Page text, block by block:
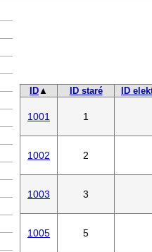
ID ▲ ID staré ID
1001 1
1002 2
1003 3
1005 5